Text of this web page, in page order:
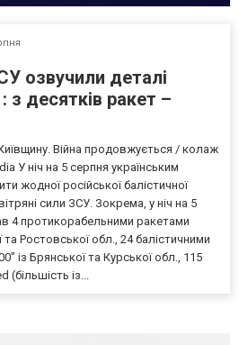
озвучили деталі
з десятків ракет –
Війна продовжується / колаж
У ніч на 5 серпня українським
жодної російської балістичної
сили ЗСУ. Зокрема, у ніч на 5
4 протикорабельними ракетами
Ростовської обл., 24 балістичними
із Брянської та Курської обл., 115
(більшість із...